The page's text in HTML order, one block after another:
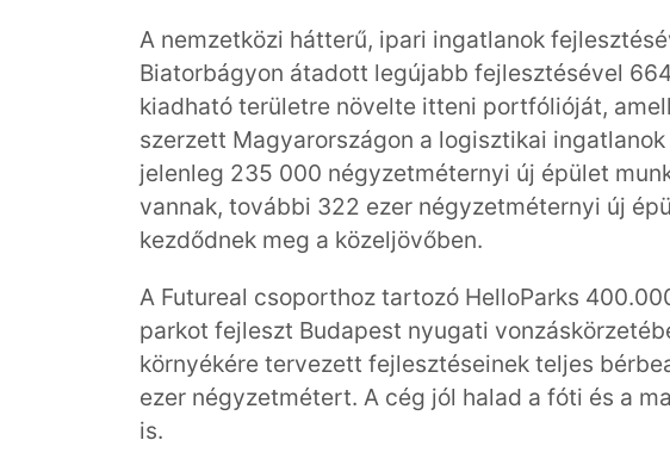
A nemzetközi hátterű, ipari ingatlanok
Biatorbágyon átadott legújabb fejlesztésével
kiadható területre növelte itteni portfólióját,
szerzett Magyarországon a logisztikai
jelenleg 235 000 négyzetméternyi új épület
vannak, további 322 ezer négyzetméternyi új
kezdődnek meg a közeljövőben.
A Futureal csoporthoz tartozó HelloParks
parkot fejleszt Budapest nyugati
környékére tervezett fejlesztéseinek teljes
ezer négyzetmétert. A cég jól halad a fóti és a
is.